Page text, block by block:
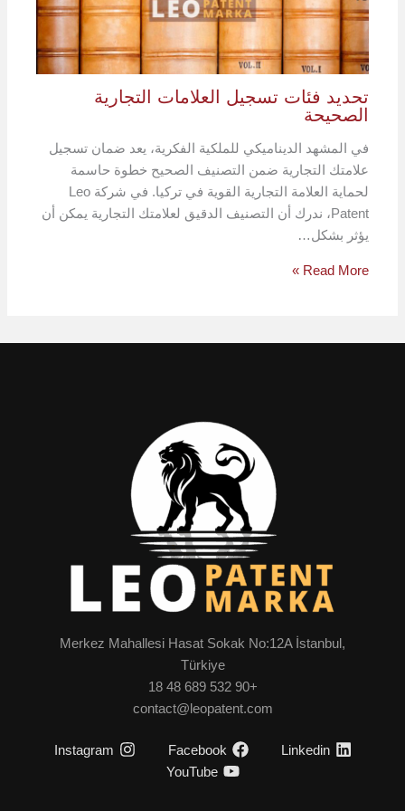
تحديد فئات تسجيل العلامات التجارية
الصحيحة
في المشهد الديناميكي للملكية الفكرية، يعد ضمان تسجيل
علامتك التجارية ضمن التصنيف الصحيح خطوة حاسمة
لحماية العلامة التجارية القوية في تركيا. في شركة Leo
Patent، ندرك أن التصنيف الدقيق لعلامتك التجارية يمكن أن
يؤثر بشكل…
Read More »
Merkez Mahallesi Hasat Sokak No:12A İstanbul,
Türkiye
+90 532 689 48 18
contact@leopatent.com
Linkedin
Facebook
Instagram
YouTube